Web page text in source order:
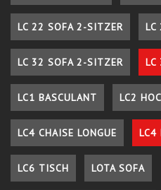
LC 22 SOFA 2-SITZER LC
LC 32 SOFA 2-SITZER LC
LC1 BASCULANT LC2
LC4 CHAISE LONGUE LC4
LC6 TISCH LOTA SOFA